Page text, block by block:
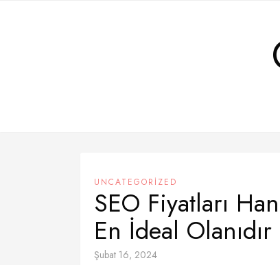
UNCATEGORIZED
SEO Fiyatları
En İdeal Olanıdır
Şubat 16, 2024